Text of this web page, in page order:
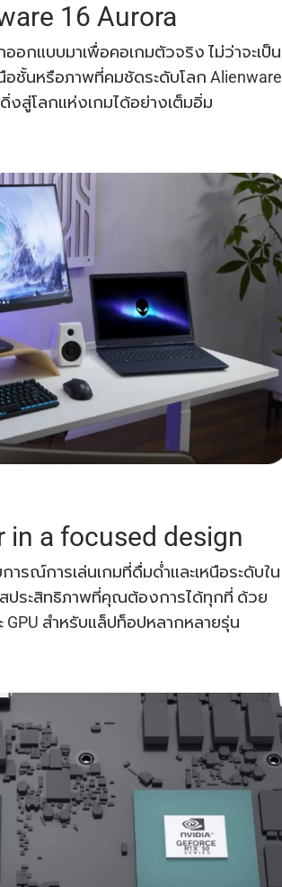
16 Aurora
อกแบบมาเพื่อคอเกมตัวจริง ไม่ว่าจะเป็น
อชั้นหรือภาพที่คมชัดระดับโลก Alienware
งสู่โลกแห่งเกมได้อย่างเต็มอิ่ม
in a focused design
ารณ์การเล่นเกมที่ดื่มด่ำและเหนือระดับใน
ประสิทธิภาพที่คุณต้องการได้ทุกที่ ด้วย
GPU สำหรับแล็ปท็อปหลากหลายรุ่น